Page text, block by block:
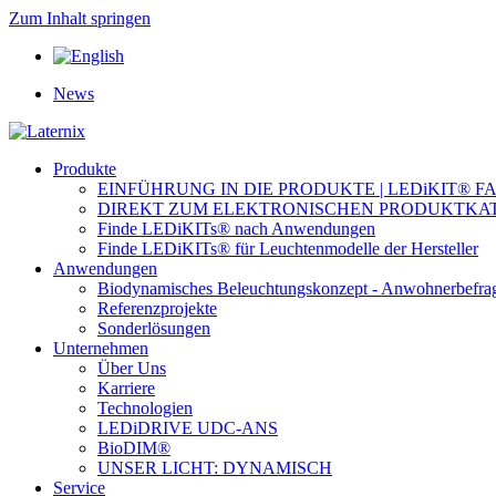
Zum Inhalt springen
News
Produkte
EINFÜHRUNG IN DIE PRODUKTE | LEDiKIT®
DIREKT ZUM ELEKTRONISCHEN
Finde LEDiKITs® nach Anwendungen
Finde LEDiKITs® für Leuchtenmodelle der Hersteller
Anwendungen
Biodynamisches Beleuchtungskonzept -
Referenzprojekte
Sonderlösungen
Unternehmen
Über Uns
Karriere
Technologien
LEDiDRIVE UDC-ANS
BioDIM®
UNSER LICHT: DYNAMISCH
Service